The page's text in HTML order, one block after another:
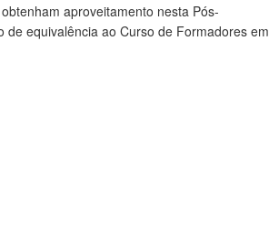
aproveitamento nesta Pós-
de equivalência ao Curso de Formadores em